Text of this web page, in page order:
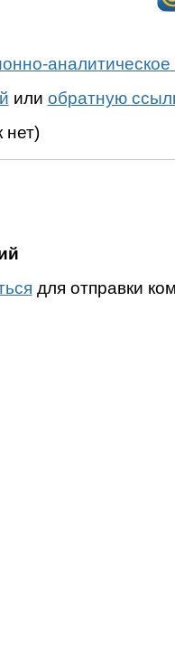
аналитическое
или обратную
нет)
для отправки